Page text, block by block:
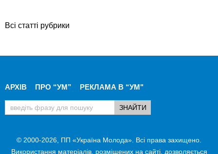
Всі статті рубрики
АРХІВ ПРО “УМ” РЕКЛАМА В “УМ"
© 2000-2026, ПП «Україна Молода». Всі права захищено.
Використання матеріалів, розміщених на сайті, дозволяється